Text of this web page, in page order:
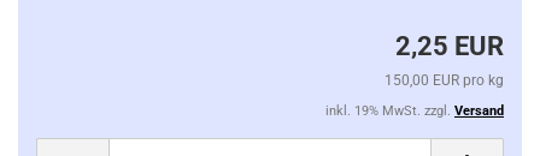
2,25 EUR
150,00 EUR pro kg
inkl. 19% MwSt. zzgl. Versand